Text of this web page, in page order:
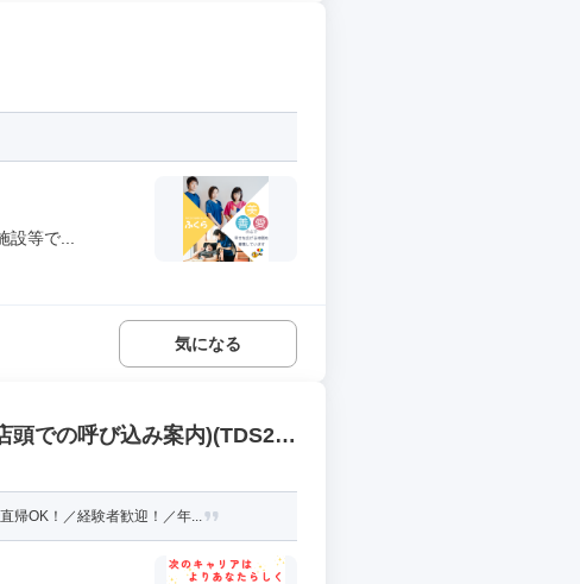
等で...
気になる
頭での呼び込み案内)(TDS2/P
帰OK！／経験者歓迎！／年...